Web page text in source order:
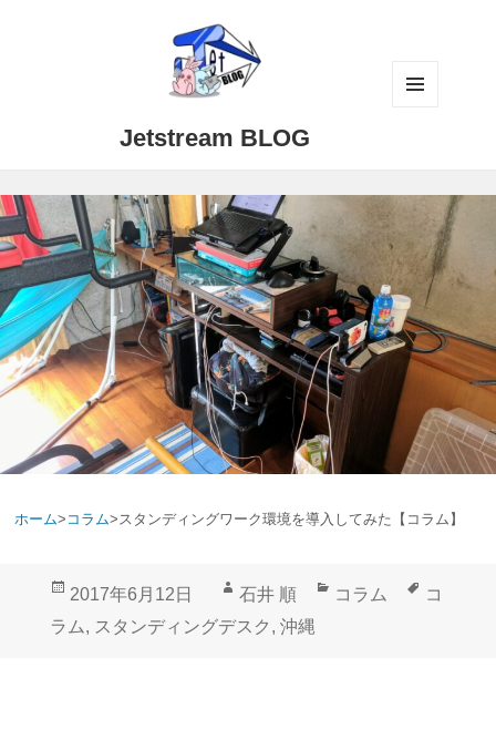
Jetstream BLOG
ホーム> コラム> スタンディングワーク環境を導入してみた【コラム】
投
稿
2017年6月12日
作
成
石井 順
カ
コラム
タ
コ
ラム, スタンディングデスク , 沖縄